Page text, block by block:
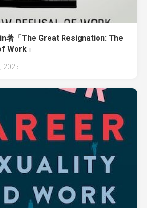
著「The Great Resignation: The
Work」
2025